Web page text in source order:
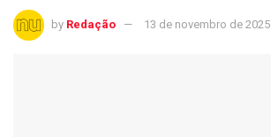
by Redação 13 de novembro de 2025